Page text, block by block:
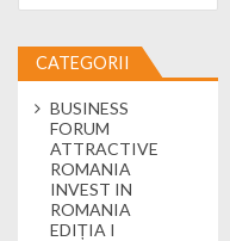
CATEGORII
BUSINESS
FORUM
ATTRACTIVE
ROMANIA
INVEST IN
ROMANIA
EDIȚIA I